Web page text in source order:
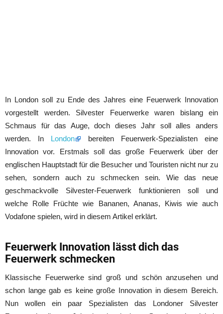
In London soll zu Ende des Jahres eine Feuerwerk Innovation
vorgestellt werden. Silvester Feuerwerke waren bislang ein
Schmaus für das Auge, doch dieses Jahr soll alles anders
werden. In London
bereiten Feuerwerk-Spezialisten eine
Innovation vor. Erstmals soll das große Feuerwerk über der
englischen Hauptstadt für die Besucher und Touristen nicht nur zu
sehen, sondern auch zu schmecken sein. Wie das neue
geschmackvolle Silvester-Feuerwerk funktionieren soll und
welche Rolle Früchte wie Bananen, Ananas, Kiwis wie auch
Vodafone spielen, wird in diesem Artikel erklärt.
Feuerwerk Innovation lässt dich das
Feuerwerk schmecken
Klassische Feuerwerke sind groß und schön anzusehen und
schon lange gab es keine große Innovation in diesem Bereich.
Nun wollen ein paar Spezialisten das Londoner Silvester